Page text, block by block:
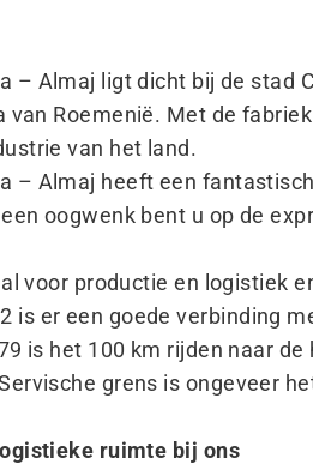
– Almaj ligt dicht bij de stad
van Roemenië. Met de
van het land.
– Almaj heeft een
oogwenk bent u op de
voor productie en logistiek
is er een goede verbinding
is het 100 km rijden naar
grens is ongeveer
ruimte bij ons